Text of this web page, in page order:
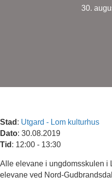
30.
Stad : Utgard - Lom kulturhus
Dato: 30.08.2019
Tid : 12:00 - 13:30
Alle elevane i ungdomsskulen i
elevane ved Nord-